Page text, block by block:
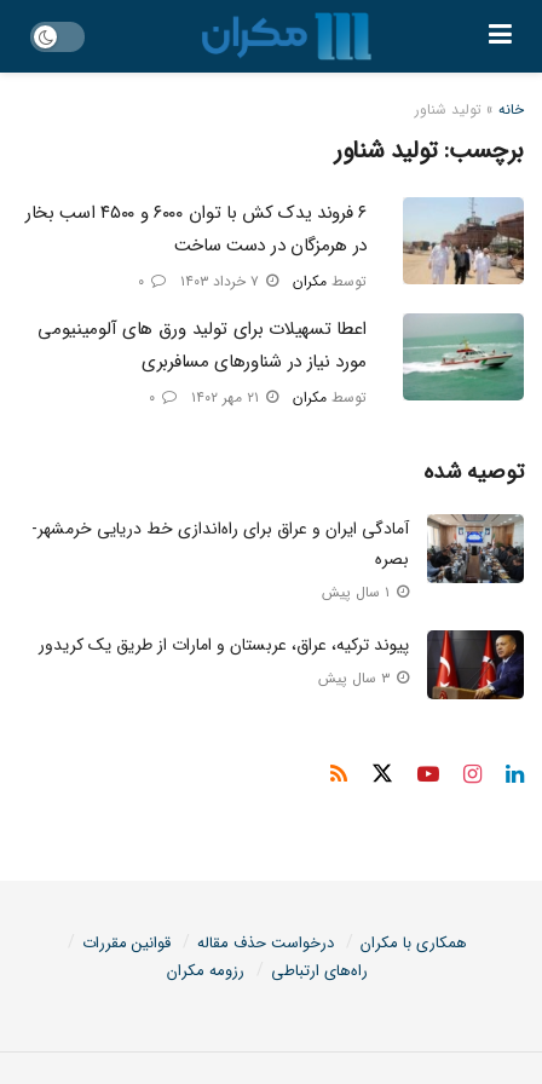
خانه » تولید شناور
برچسب:تولید شناور
۶ فروند یدک کش با توان ۶۰۰۰ و ۴۵۰۰ اسب بخار
در هرمزگان در دست ساخت
توسط مکران
اعطا تسهیلات برای تولید ورق ‌های آلومینیومی
مورد نیاز در شناورهای مسافربری
توسط مکران
توصیه شده
آمادگی ایران و عراق برای راه‌اندازی خط دریایی خرمشهر-
بصره
پیوند ترکیه، عراق، عربستان و امارات از طریق یک کریدور
همکاری با مکران درخواست حذف مقاله
قوانین مقررات
راه‌های ارتباطی
رزومه مکران